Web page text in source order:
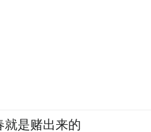
就是赌出来的